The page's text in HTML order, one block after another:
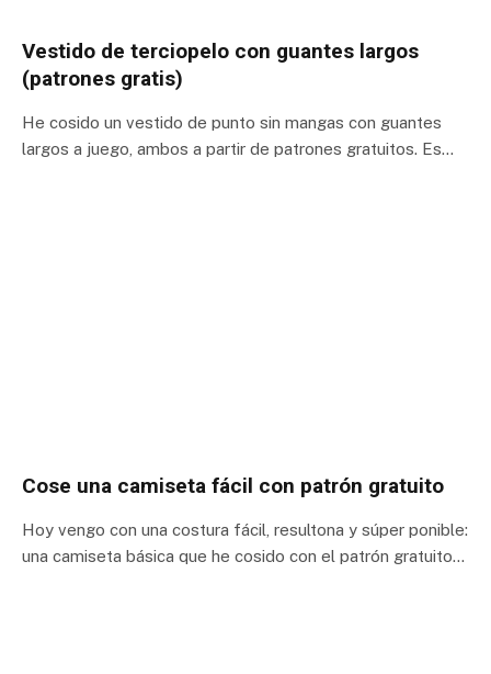
Vestido de terciopelo con guantes largos
(patrones gratis)
He cosido un vestido de punto sin mangas con guantes
largos a juego, ambos a partir de patrones gratuitos. Es…
Cose una camiseta fácil con patrón gratuito
Hoy vengo con una costura fácil, resultona y súper ponible:
una camiseta básica que he cosido con el patrón gratuito…